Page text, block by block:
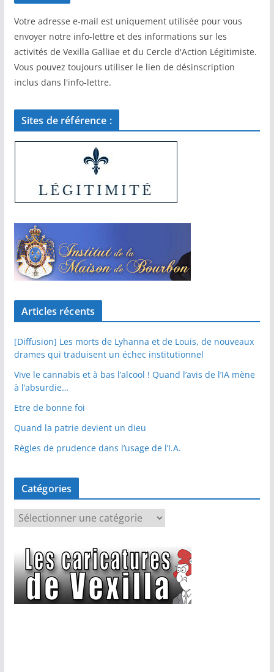
Votre adresse e-mail est uniquement utilisée pour vous
envoyer notre info-lettre et des informations sur les
activités de Vexilla Galliae et du Cercle d'Action Légitimiste.
Vous pouvez toujours utiliser le lien de désinscription
inclus dans l'info-lettre.
Sites de référence :
Articles récents
[Diffusion] Les morts de Lyhanna et de Louis, de nouveaux
drames qui traduisent un échec institutionnel
Vive le cannabis et à bas l’alcool ! Quand l’avis de l’IA mène
à l’absurdie…
Etre de bonne foi
Quand la patrie devient un dieu
Règles de prudence dans l’usage de l’I.A.
Catégories
é
g
o
r